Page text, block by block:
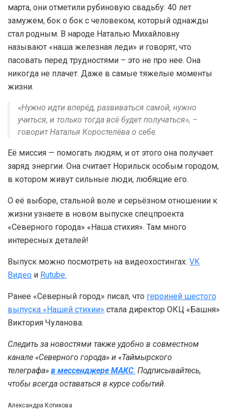
марта, они отметили рубиновую свадьбу: 40 лет
замужем, бок о бок с человеком, который однажды
стал родным. В народе Наталью Михайловну
называют «наша железная леди» и говорят, что
пасовать перед трудностями – это не про нее. Она
никогда не плачет. Даже в самые тяжелые моменты
жизни.
«Нужно идти вперёд, развиваться самой, нужно
учиться, и только тогда всё будет получаться», –
говорит Наталья Коростелёва о себе.
Её миссия — помогать людям, и от этого она получает
заряд энергии. Она считает Норильск особым городом,
в котором живут сильные люди, любящие его.
О её выборе, стальной воле и серьёзном отношении к
жизни узнаете в новом выпуске спецпроекта
«Северного города» «Наша стихия». Там много
интересных деталей!
Выпуск можно посмотреть на видеохостингах: VK
Видео и Rutube.
Ранее «Северный город» писал, что героиней шестого
выпуска «Нашей стихии» стала директор ОКЦ «Башня»
Виктория Чуланова.
Следить за новостями также удобно в совместном
канале «Северного города» и «Таймырского
телеграфа» в мессенджере MAКС. Подписывайтесь,
чтобы всегда оставаться в курсе событий.
Александра Котикова